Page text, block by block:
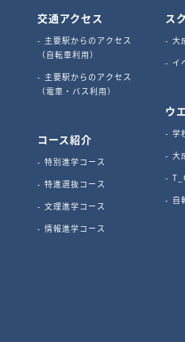
交通アクセス
主要駅からのアクセス
（自転車利用）
主要駅からのアクセス
（電車・バス利用）
コース紹介
特別進学コース
特進選抜コース
文理進学コース
情報進学コース
ス
大
イ
ウ
学
大
自